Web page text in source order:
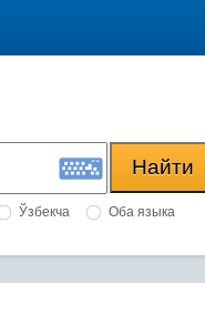
Ўзбекча Оба языка